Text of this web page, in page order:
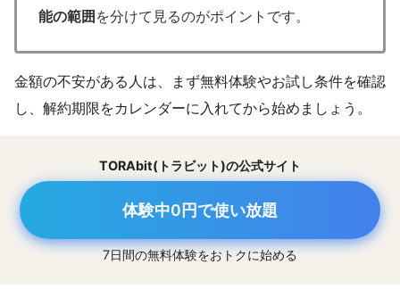
能の範囲 を分けて見るのがポイントです。
金額の不安がある人は、まず無料体験やお試し条件を確認
し、解約期限をカレンダーに入れてから始めましょう。
TORAbit(トラビット)の公式サイト
体験中0円で使い放題
7日間の無料体験をおトクに始める